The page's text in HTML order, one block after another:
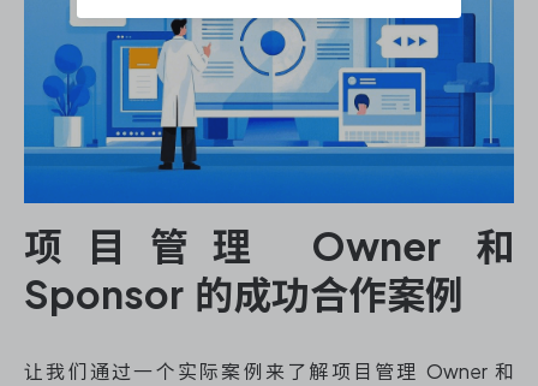
项目管理 Owner 和
Sponsor 的成功合作案例
让我们通过一个实际案例来了解项目管理 Owner 和